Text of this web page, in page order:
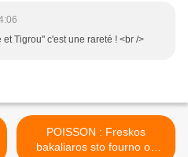
Tigrou" c'est une rareté ! <br />
POISSON : Freskos
bakaliaros sto fourno ou